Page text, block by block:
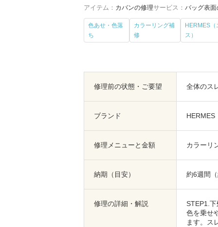
アイテム： カバンの修理サービス： バッグ表
色あせ・色落
ち
カラーリング補
修
HERMES（
ス）
修理前の状態・ご要望 全体のス
ブランド HERMES
修理メニューと金額 カラー
納期（目安） 約6週間
修理の詳細・解説
STEP1.
色を乗せ
ます。ス